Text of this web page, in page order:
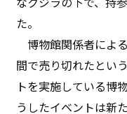
た。
博物館関係者によ
間で売り切れたとい
トを実施している博
うしたイベントは新